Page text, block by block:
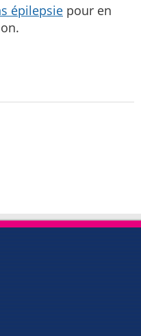
épilepsie pour en